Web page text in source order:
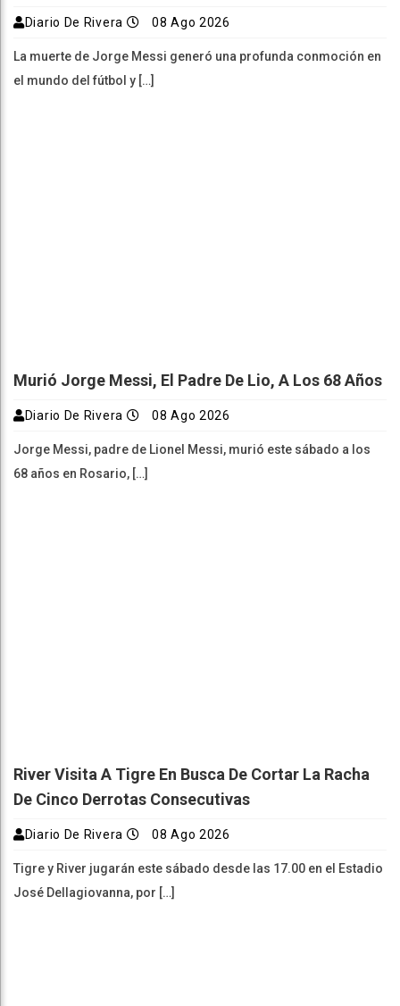
Diario De Rivera 08 Ago 2026
La muerte de Jorge Messi generó una profunda conmoción en
el mundo del fútbol y […]
Murió Jorge Messi, El Padre De Lio, A Los 68 Años
Diario De Rivera 08 Ago 2026
Jorge Messi, padre de Lionel Messi, murió este sábado a los
68 años en Rosario, […]
River Visita A Tigre En Busca De Cortar La Racha
De Cinco Derrotas Consecutivas
Diario De Rivera 08 Ago 2026
Tigre y River jugarán este sábado desde las 17.00 en el Estadio
José Dellagiovanna, por […]